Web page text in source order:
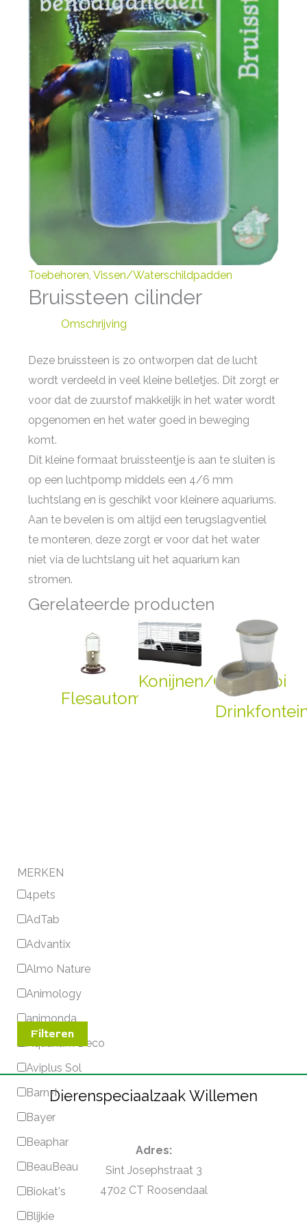
Toebehoren, Vissen/Waterschildpadden
Bruissteen cilinder
Omschrijving
Deze bruissteen is zo ontworpen dat de lucht
wordt verdeeld in veel kleine belletjes. Dit zorgt er
voor dat de zuurstof makkelijk in het water wordt
opgenomen en het water goed in beweging
komt.
Dit kleine formaat bruissteentje is aan te sluiten is
op een luchtpomp middels een 4/6 mm
luchtslang en is geschikt voor kleinere aquariums.
Aan te bevelen is om altijd een terugslagventiel
te monteren, deze zorgt er voor dat het water
niet via de luchtslang uit het aquarium kan
stromen.
Gerelateerde producten
Flesautomaat
Konijnen/Caviakooi
MERKEN
4pets
AdTab
Advantix
Almo Nature
Animology
animonda
Aquarium Deco
Aviplus Sol
Barn-I
Bayer
Beaphar
BeauBeau
Biokat's
Blijkie
Filteren
Dierenspeciaalzaak Willemen
Adres:
Sint Josephstraat 3
4702 CT Roosendaal